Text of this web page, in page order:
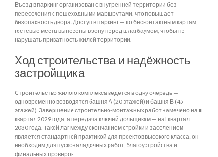
Въезд в паркинг организован с внутренней территории без
пересечения с пешеходными маршрутами, что повышает
безопасность двора. Доступ в паркинг — по бесконтактным картам,
гостевые места вынесены в зону перед шлагбаумом, чтобы не
нарушать приватность жилой территории.
Ход строительства и надёжность
застройщика
Строительство жилого комплекса ведётся в одну очередь —
одновременно возводятся башня А (20 этажей) и башня В (45
этажей). Завершение строительно-монтажных работ намечено на III
квартал 2029 года, а передача ключей дольщикам — на I квартал
2030 года. Такой лаг между окончанием стройки и заселением
является стандартной практикой для проектов высокого класса: он
необходим для пусконаладочных работ, благоустройства и
финальных проверок.